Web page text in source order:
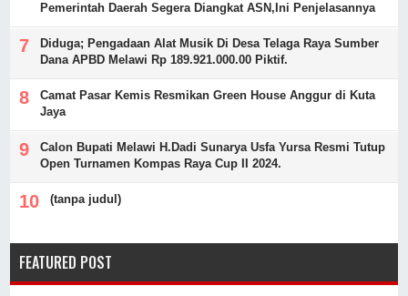
Pemerintah Daerah Segera Diangkat ASN,Ini Penjelasannya
Diduga; Pengadaan Alat Musik Di Desa Telaga Raya Sumber
Dana APBD Melawi Rp 189.921.000.00 Piktif.
Camat Pasar Kemis Resmikan Green House Anggur di Kuta
Jaya
Calon Bupati Melawi H.Dadi Sunarya Usfa Yursa Resmi Tutup
Open Turnamen Kompas Raya Cup II 2024.
(tanpa judul)
FEATURED POST